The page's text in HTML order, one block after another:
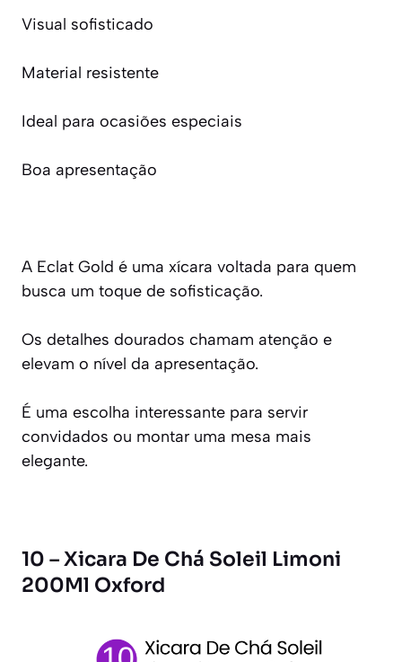
Visual sofisticado
Material resistente
Ideal para ocasiões especiais
Boa apresentação
A Eclat Gold é uma xícara voltada para quem
busca um toque de sofisticação.
Os detalhes dourados chamam atenção e
elevam o nível da apresentação.
É uma escolha interessante para servir
convidados ou montar uma mesa mais
elegante.
10 – Xicara De Chá Soleil Limoni
200Ml Oxford